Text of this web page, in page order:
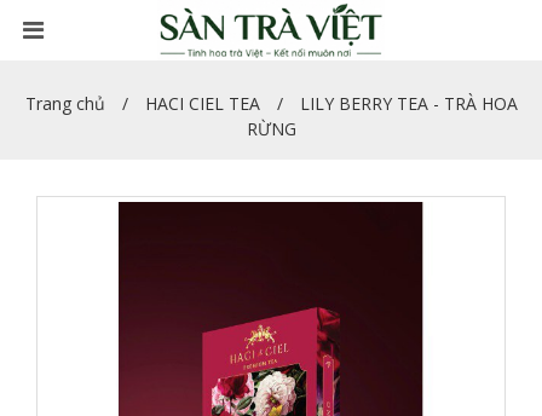
Trang chủ HACI CIEL TEA
LILY BERRY TEA - TRÀ HOA
RỪNG